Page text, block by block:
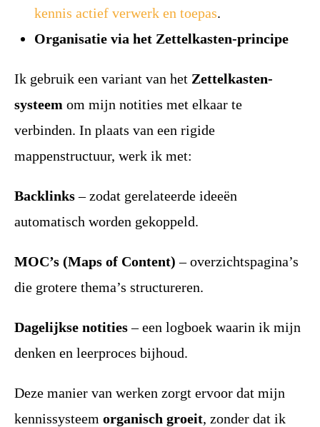
kennis actief verwerk en toepas.
Organisatie via het Zettelkasten-principe
Ik gebruik een variant van het Zettelkasten-
systeem om mijn notities met elkaar te
verbinden. In plaats van een rigide
mappenstructuur, werk ik met:
Backlinks– zodat gerelateerde ideeën
automatisch worden gekoppeld.
MOC’s (Maps of Content) – overzichtspagina’s
die grotere thema’s structureren.
Dagelijkse notities– een logboek waarin ik mijn
denken en leerproces bijhoud.
Deze manier van werken zorgt ervoor dat mijn
kennissysteem organisch groeit, zonder dat ik